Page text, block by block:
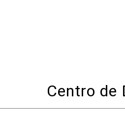
Centro de